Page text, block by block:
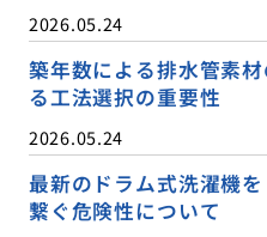
2026.05.24
築年数による排水管素
る工法選択の重要性
2026.05.24
最新のドラム式洗濯機
繋ぐ危険性について